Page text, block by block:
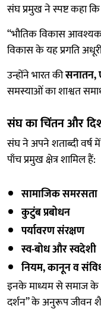
संघ प्रमुख ने स्पष्ट कहा
“भौतिक विकास
विकास के यह प्रगति
उन्होंने भारत कीसनातन,
समस्याओं का शाश्वत
संघ का चिंतन और
संघ ने अपने शताब्दी वर्ष
पाँच प्रमुख क्षेत्र शामिल हैं:
सामाजिक समरसता
कुटुंब प्रबोधन
पर्यावरण संरक्षण
स्व-बोध और स्वदेशी
नियम, कानून व
इनके माध्यम से समाज के
दर्शन” के अनुरूप जीवन